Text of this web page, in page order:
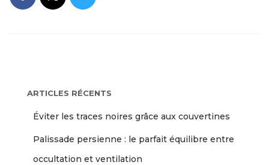
ARTICLES RÉCENTS
Éviter les traces noires grâce aux couvertines
Palissade persienne : le parfait équilibre entre
occultation et ventilation